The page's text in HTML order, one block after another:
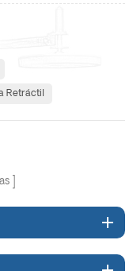
de negocios se aseguren
optimizadas antes de
Retráctil